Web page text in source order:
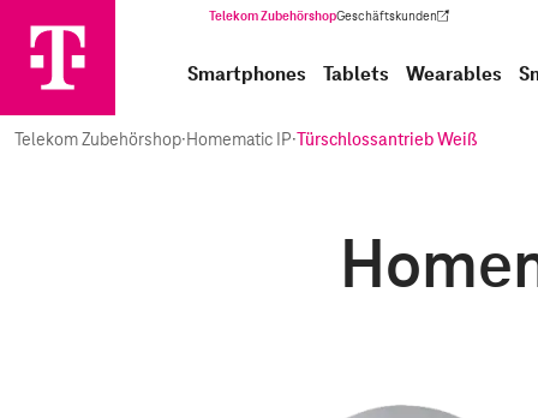
Telekom ZubehörshopGeschäftskunden
(Wird in einem neuen Tab geöffnet)
Smartphones Tablets Wearables
Telekom Zubehörshop·Homematic IP·Türschlossantrieb Weiß